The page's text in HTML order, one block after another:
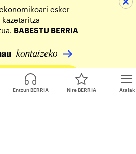
Atalak
Entzun BERRIA Nire BERRIA
esker
BABESTU BERRIA
ekarpena